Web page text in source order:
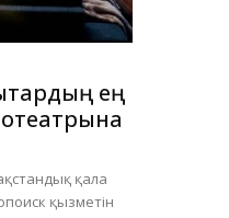
ең
қала
қызметін